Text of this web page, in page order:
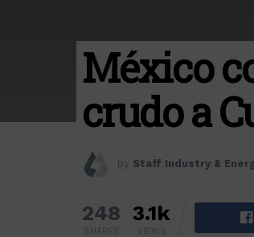
México
crudo a
by Staff Industry &
248
SHARES
3.1k
VIEWS